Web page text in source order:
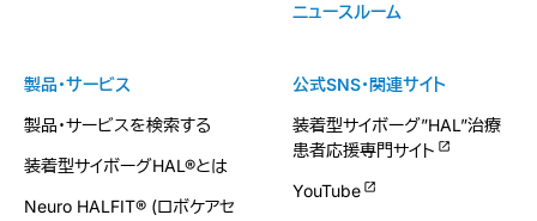
製品・サービス
製品・サービスを検索する
装着型サイボーグHAL®とは
Neuro HALFIT® (ロボケアセ
ニュースルーム
公式SNS・関連サイト
装着型サイボーグ”HAL”治療
患者応援専門サイト
YouTube